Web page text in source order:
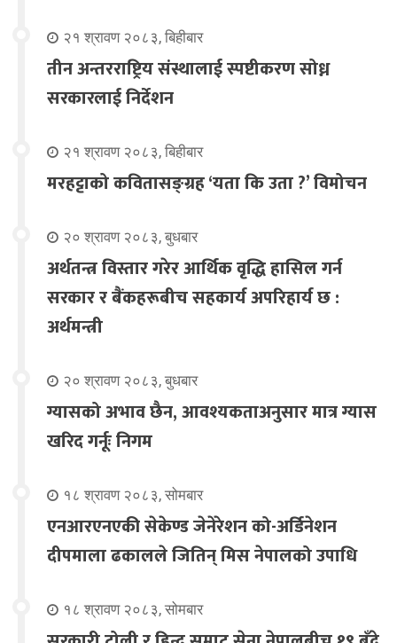
२१ श्रावण २०८३, बिहीबार
तीन अन्तरराष्ट्रिय संस्थालाई स्पष्टीकरण सोध्न
सरकारलाई निर्देशन
२१ श्रावण २०८३, बिहीबार
मरहट्टाको कवितासङ्ग्रह ‘यता कि उता ?’ विमोचन
२० श्रावण २०८३, बुधबार
अर्थतन्त्र विस्तार गरेर आर्थिक वृद्धि हासिल गर्न
सरकार र बैंकहरूबीच सहकार्य अपरिहार्य छ :
अर्थमन्त्री
२० श्रावण २०८३, बुधबार
ग्यासको अभाव छैन, आवश्यकताअनुसार मात्र ग्यास
खरिद गर्नूः निगम
१८ श्रावण २०८३, सोमबार
एनआरएनएकी सेकेण्ड जेनेरेशन को-अर्डिनेशन
दीपमाला ढकालले जितिन् मिस नेपालको उपाधि
१८ श्रावण २०८३, सोमबार